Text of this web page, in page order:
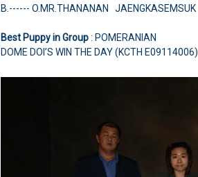
B.------ O.MR.THANANAN JAENGKASEMSUK
Best Puppy in Group: POMERANIAN
DOME DOI’S WIN THE DAY (KCTH E09114006)